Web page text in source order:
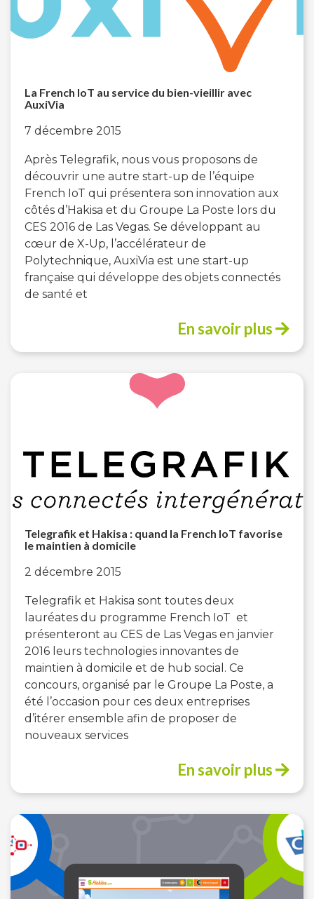
La French IoT au service du bien-vieillir avec
AuxiVia
7 décembre 2015
Après Telegrafik, nous vous proposons de
découvrir une autre start-up de l’équipe
French IoT qui présentera son innovation aux
côtés d’Hakisa et du Groupe La Poste lors du
CES 2016 de Las Vegas. Se développant au
cœur de X-Up, l’accélérateur de
Polytechnique, AuxiVia est une start-up
française qui développe des objets connectés
de santé et
En savoir plus
Telegrafik et Hakisa : quand la French IoT favorise
le maintien à domicile
2 décembre 2015
Telegrafik et Hakisa sont toutes deux
lauréates du programme French IoT et
présenteront au CES de Las Vegas en janvier
2016 leurs technologies innovantes de
maintien à domicile et de hub social. Ce
concours, organisé par le Groupe La Poste, a
été l’occasion pour ces deux entreprises
d’itérer ensemble afin de proposer de
nouveaux services
En savoir plus